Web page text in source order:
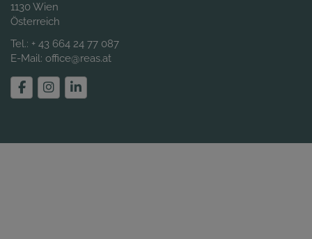
1130 Wien
Österreich
Tel.: + 43 664 24 77 087
E-Mail: office@reas.at